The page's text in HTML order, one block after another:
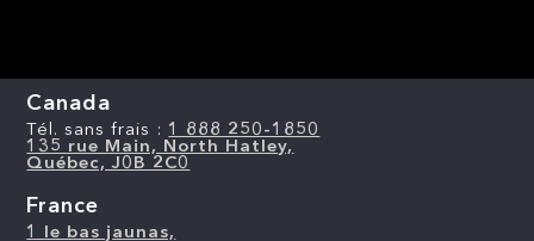
Canada
Tél. sans frais : 1 888 250-1850
135 rue Main, North Hatley,
Québec, J0B 2C0
France
1 le bas jaunas,